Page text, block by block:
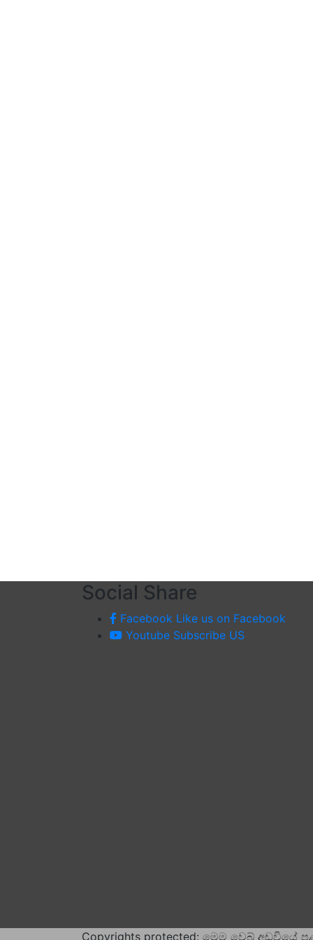
Social Share
Facebook Like us on Facebook
Youtube Subscribe US
Copyrights protected: මෙම වෙබ්